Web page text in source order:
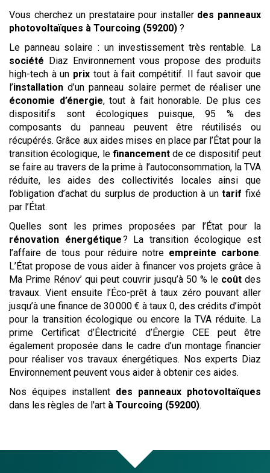
Vous cherchez un prestataire pour installer des panneaux
photovoltaïques à Tourcoing (59200) ?
Le panneau solaire : un investissement très rentable. La
société Diaz Environnement vous propose des produits
high-tech à un prix tout à fait compétitif. Il faut savoir que
l’installation d’un panneau solaire permet de réaliser une
économie d’énergie, tout à fait honorable. De plus ces
dispositifs sont écologiques puisque, 95 % des
composants du panneau peuvent être réutilisés ou
récupérés. Grâce aux aides mises en place par l’État pour la
transition écologique, le financementde ce dispositif peut
se faire au travers de la prime à l’autoconsommation, la TVA
réduite, les aides des collectivités locales ainsi que
l’obligation d’achat du surplus de production à untarif fixé
par l’État.
Quelles sont les primes proposées par l’État pour la
rénovation énergétique? La transition écologique est
l’affaire de tous pour réduire notre empreinte carbone.
L’État propose de vous aider à financer vos projets grâce à
Ma Prime Rénov’ qui peut couvrir jusqu’à 50 % le coûtdes
travaux. Vient ensuite l’Éco-prêt à taux zéro pouvant aller
jusqu’à une finance de 30 000 € à taux 0, des crédits d’impôt
pour la transition écologique ou encore la TVA réduite. La
prime Certificat d’Électricité d’Énergie CEE peut être
également proposée dans le cadre d’un montage financier
pour réaliser vos travaux énergétiques. Nos experts Diaz
Environnement peuvent vous aider à obtenir ces aides.
Nos équipes installent des panneaux photovoltaïques
dans les règles de l'art à Tourcoing (59200).